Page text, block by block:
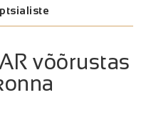
võõrustas